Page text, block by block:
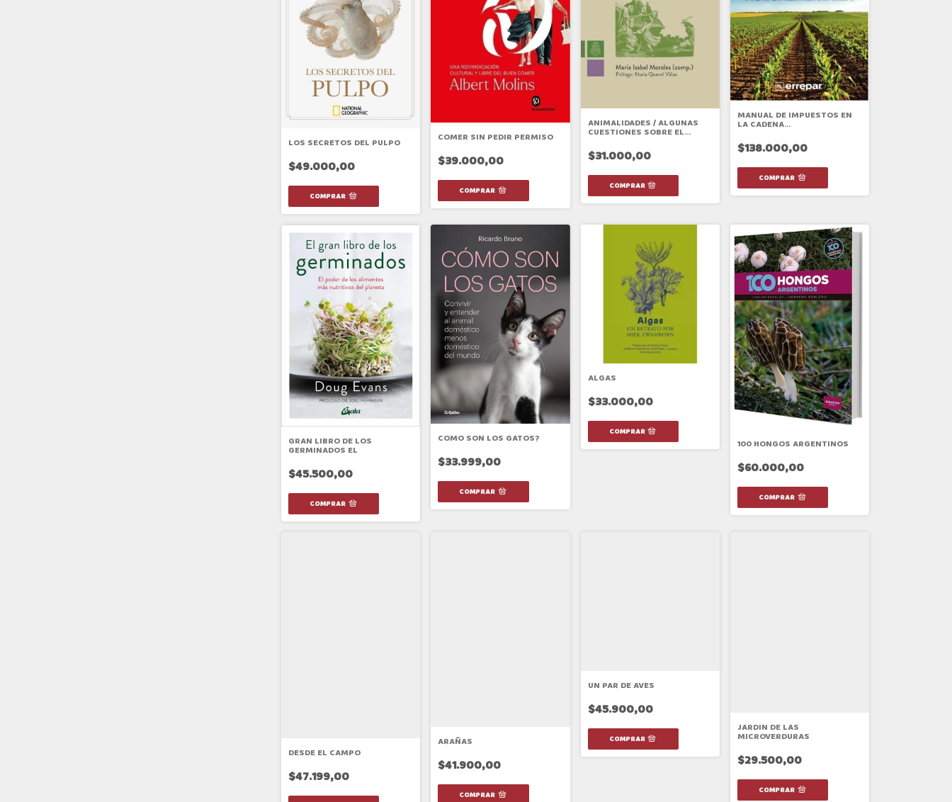
LOS SECRETOS DEL PULPO
$49.000,00
COMER SIN PEDIR PERMISO
$39.000,00
ANIMALIDADES / ALGUNAS
CUESTIONES SOBRE EL
Y LA VIOLENCIA
INTERESPECIE
$31.000,00
MANUAL DE IMPUESTOS EN
LA CADENA
$138.000,00
GRAN LIBRO DE LOS
GERMINADOS EL
$45.500,00
COMO SON LOS GATOS?
$33.999,00
ALGAS
$33.000,00
100 HONGOS ARGENTINOS
$60.000,00
DESDE EL CAMPO
$47.199,00
ARAÑAS
$41.900,00
UN PAR DE AVES
$45.900,00
JARDIN DE LAS
MICROVERDURAS
$29.500,00